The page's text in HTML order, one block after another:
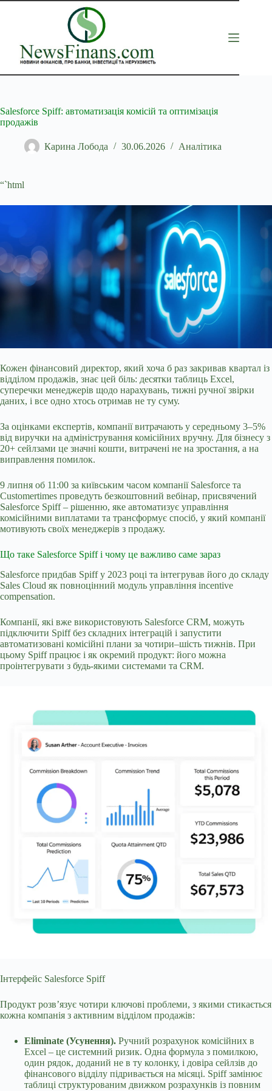
Перейти
Salesforce Spiff: автоматизація комісій та оптимізація
продажів
Карина Лобода 30.06.2026 Аналітика
“`html
Кожен фінансовий директор, який хоча б раз закривав квартал із
відділом продажів, знає цей біль: десятки таблиць Excel,
суперечки менеджерів щодо нарахувань, тижні ручної звірки
даних, і все одно хтось отримав не ту суму.
За оцінками експертів, компанії витрачають у середньому 3–5%
від виручки на адміністрування комісійних вручну. Для бізнесу з
20+ сейлзами це значні кошти, витрачені не на зростання, а на
виправлення помилок.
9 липня об 11:00 за київським часом компанії Salesforce та
Customertimes проведуть безкоштовний вебінар, присвячений
Salesforce Spiff – рішенню, яке автоматизує управління
комісійними виплатами та трансформує спосіб, у який компанії
мотивують своїх менеджерів з продажу.
Що таке Salesforce Spiff і чому це важливо саме зараз
Salesforce придбав Spiff у 2023 році та інтегрував його до складу
Sales Cloud як повноцінний модуль управління incentive
compensation.
Компанії, які вже використовують Salesforce CRM, можуть
підключити Spiff без складних інтеграцій і запустити
автоматизовані комісійні плани за чотири–шість тижнів. При
цьому Spiff працює і як окремий продукт: його можна
проінтегрувати з будь-якими системами та CRM.
Інтерфейс Salesforce Spiff
Продукт розв’язує чотири ключові проблеми, з якими стикається
кожна компанія з активним відділом продажів:
Eliminate (Усунення). Ручний розрахунок комісійних в
Excel – це системний ризик. Одна формула з помилкою,
один рядок, доданий не в ту колонку, і довіра сейлзів до
фінансового відділу підривається на місяці. Spiff замінює
таблиці структурованим движком розрахунків із повним